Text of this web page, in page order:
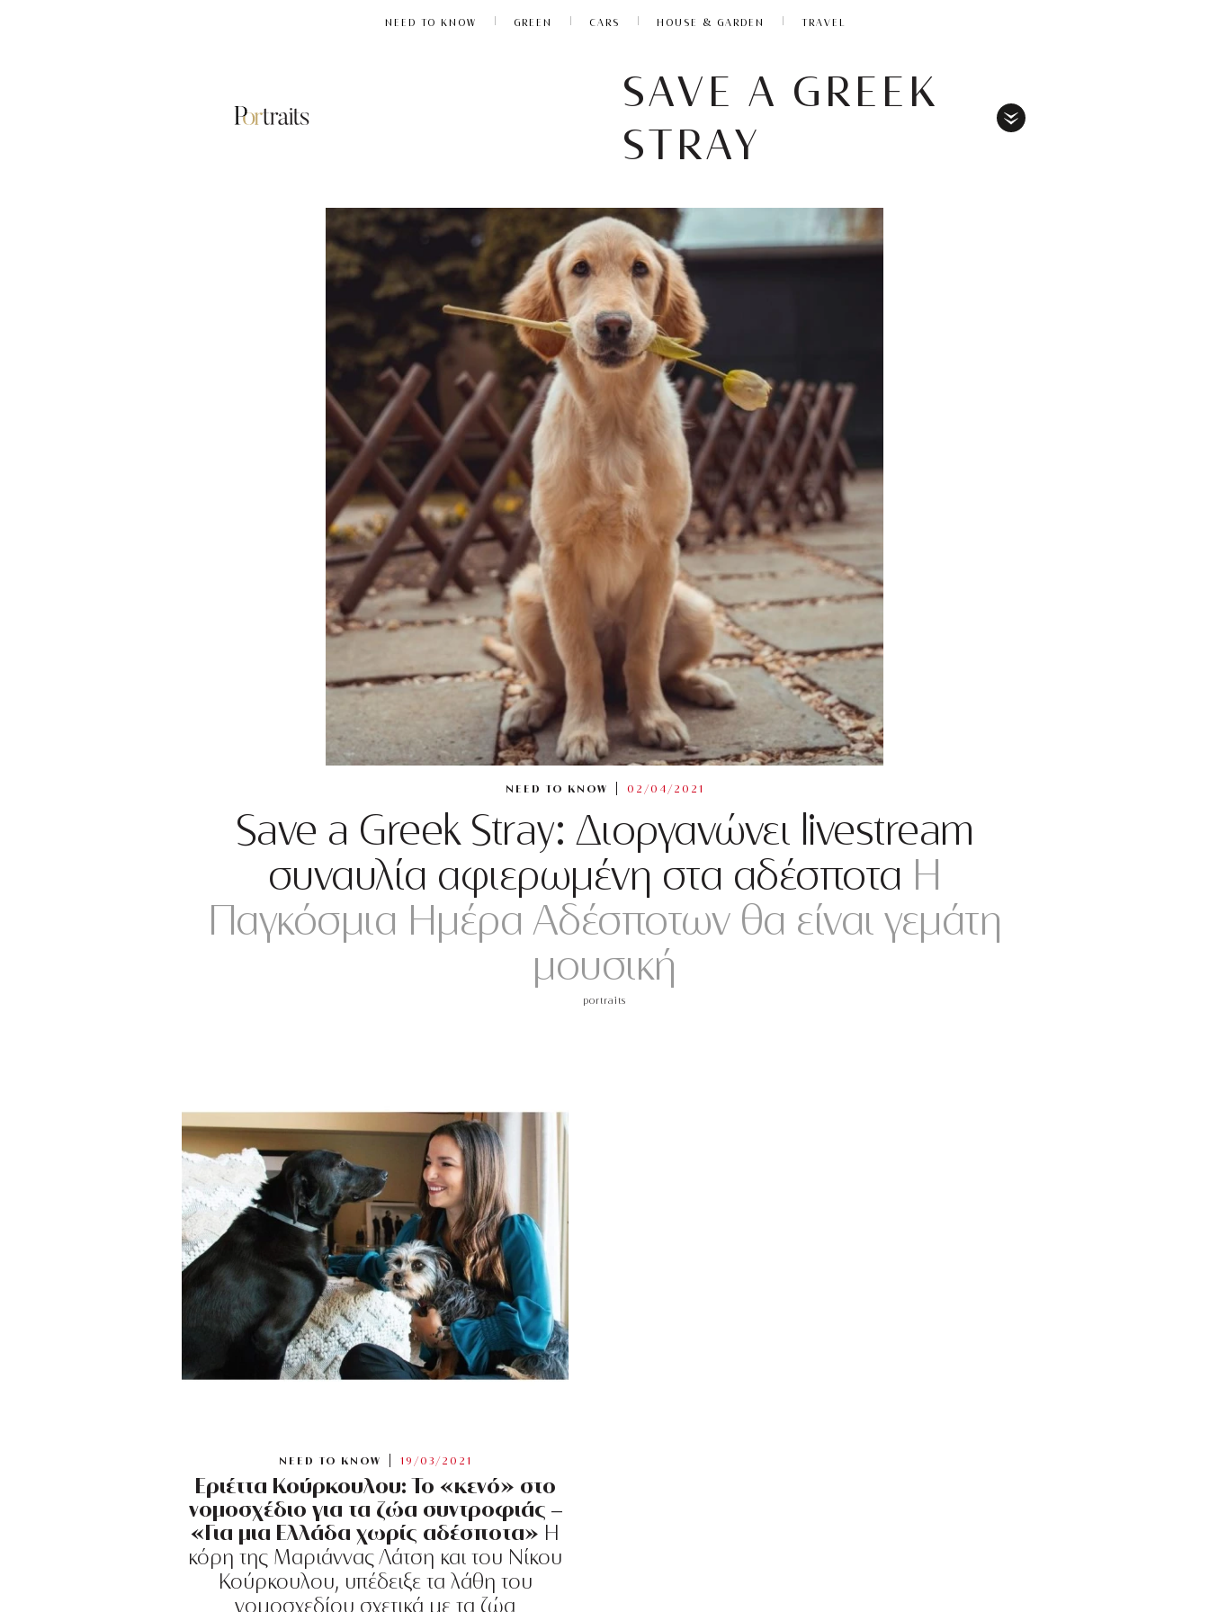
NEED TO KNOW GREEN CARS HOUSE & GARDEN TRAVEL
SAVE A GREEK
STRAY
NEED TO KNOW 02/04/2021
Save a Greek Stray: Διοργανώνει livestream
συναυλία αφιερωμένη στα αδέσποτα H
Παγκόσμια Ημέρα Αδέσποτων θα είναι γεμάτη
μουσική
portraits
NEED TO KNOW 19/03/2021
Εριέττα Κούρκουλου: Το «κενό» στο
νομοσχέδιο για τα ζώα συντροφιάς –
«Για μια Ελλάδα χωρίς αδέσποτα» Η
κόρη της Μαριάννας Λάτση και του Νίκου
Κούρκουλου, υπέδειξε τα λάθη του
νομοσχεδίου σχετικά με τα ζώα